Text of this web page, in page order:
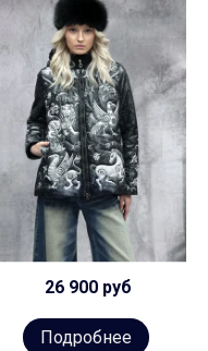
26 900 руб
Подробнее